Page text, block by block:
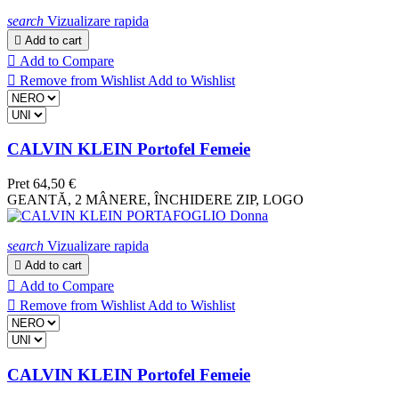
search Vizualizare rapida
 Add to cart
 Add to Compare
 Remove from Wishlist Add to Wishlist
CALVIN KLEIN Portofel Femeie
Pret 64,50 €
GEANTĂ, 2 MÂNERE, ÎNCHIDERE ZIP, LOGO
search Vizualizare rapida
 Add to cart
 Add to Compare
 Remove from Wishlist Add to Wishlist
CALVIN KLEIN Portofel Femeie